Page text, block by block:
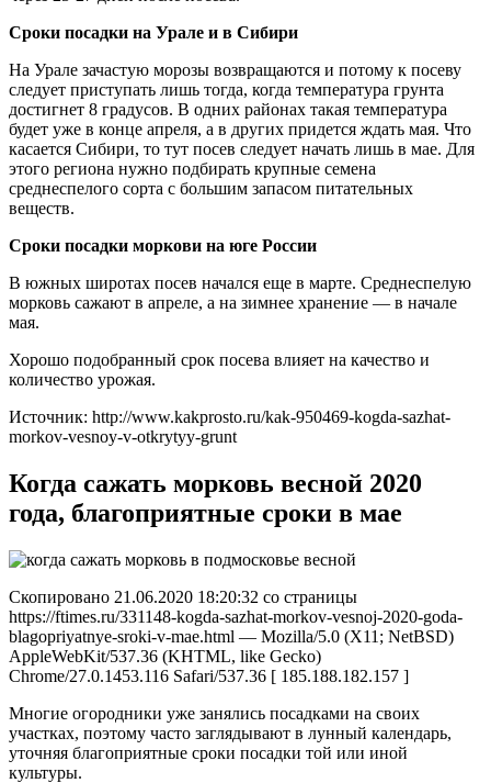
Сроки посадки на Урале и в Сибири
На Урале зачастую морозы возвращаются и потому к посеву
следует приступать лишь тогда, когда температура грунта
достигнет 8 градусов. В одних районах такая температура
будет уже в конце апреля, а в других придется ждать мая. Что
касается Сибири, то тут посев следует начать лишь в мае. Для
этого региона нужно подбирать крупные семена
среднеспелого сорта с большим запасом питательных
веществ.
Сроки посадки моркови на юге России
В южных широтах посев начался еще в марте. Среднеспелую
морковь сажают в апреле, а на зимнее хранение — в начале
мая.
Хорошо подобранный срок посева влияет на качество и
количество урожая.
Источник: http://www.kakprosto.ru/kak-950469-kogda-sazhat-
morkov-vesnoy-v-otkrytyy-grunt
Когда сажать морковь весной 2020
года, благоприятные сроки в мае
Скопировано 21.06.2020 18:20:32 со страницы
https://ftimes.ru/331148-kogda-sazhat-morkov-vesnoj-2020-goda-
blagopriyatnye-sroki-v-mae.html — Mozilla/5.0 (X11; NetBSD)
AppleWebKit/537.36 (KHTML, like Gecko)
Chrome/27.0.1453.116 Safari/537.36 [ 185.188.182.157 ]
Многие огородники уже занялись посадками на своих
участках, поэтому часто заглядывают в лунный календарь,
уточняя благоприятные сроки посадки той или иной
культуры.